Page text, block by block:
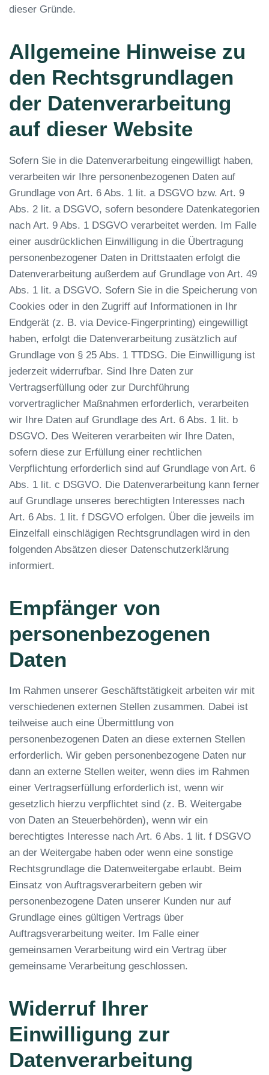
dieser Gründe.
Allgemeine Hinweise zu
den Rechtsgrundlagen
der Datenverarbeitung
auf dieser Website
Sofern Sie in die Datenverarbeitung eingewilligt haben,
verarbeiten wir Ihre personenbezogenen Daten auf
Grundlage von Art. 6 Abs. 1 lit. a DSGVO bzw. Art. 9
Abs. 2 lit. a DSGVO, sofern besondere Datenkategorien
nach Art. 9 Abs. 1 DSGVO verarbeitet werden. Im Falle
einer ausdrücklichen Einwilligung in die Übertragung
personenbezogener Daten in Drittstaaten erfolgt die
Datenverarbeitung außerdem auf Grundlage von Art. 49
Abs. 1 lit. a DSGVO. Sofern Sie in die Speicherung von
Cookies oder in den Zugriff auf Informationen in Ihr
Endgerät (z. B. via Device-Fingerprinting) eingewilligt
haben, erfolgt die Datenverarbeitung zusätzlich auf
Grundlage von § 25 Abs. 1 TTDSG. Die Einwilligung ist
jederzeit widerrufbar. Sind Ihre Daten zur
Vertragserfüllung oder zur Durchführung
vorvertraglicher Maßnahmen erforderlich, verarbeiten
wir Ihre Daten auf Grundlage des Art. 6 Abs. 1 lit. b
DSGVO. Des Weiteren verarbeiten wir Ihre Daten,
sofern diese zur Erfüllung einer rechtlichen
Verpflichtung erforderlich sind auf Grundlage von Art. 6
Abs. 1 lit. c DSGVO. Die Datenverarbeitung kann ferner
auf Grundlage unseres berechtigten Interesses nach
Art. 6 Abs. 1 lit. f DSGVO erfolgen. Über die jeweils im
Einzelfall einschlägigen Rechtsgrundlagen wird in den
folgenden Absätzen dieser Datenschutzerklärung
informiert.
Empfänger von
personenbezogenen
Daten
Im Rahmen unserer Geschäftstätigkeit arbeiten wir mit
verschiedenen externen Stellen zusammen. Dabei ist
teilweise auch eine Übermittlung von
personenbezogenen Daten an diese externen Stellen
erforderlich. Wir geben personenbezogene Daten nur
dann an externe Stellen weiter, wenn dies im Rahmen
einer Vertragserfüllung erforderlich ist, wenn wir
gesetzlich hierzu verpflichtet sind (z. B. Weitergabe
von Daten an Steuerbehörden), wenn wir ein
berechtigtes Interesse nach Art. 6 Abs. 1 lit. f DSGVO
an der Weitergabe haben oder wenn eine sonstige
Rechtsgrundlage die Datenweitergabe erlaubt. Beim
Einsatz von Auftragsverarbeitern geben wir
personenbezogene Daten unserer Kunden nur auf
Grundlage eines gültigen Vertrags über
Auftragsverarbeitung weiter. Im Falle einer
gemeinsamen Verarbeitung wird ein Vertrag über
gemeinsame Verarbeitung geschlossen.
Widerruf Ihrer
Einwilligung zur
Datenverarbeitung